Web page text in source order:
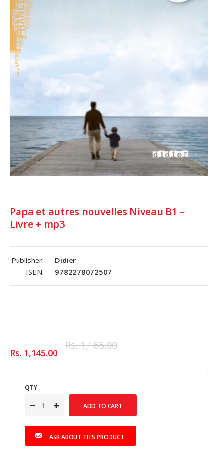
Papa et autres nouvelles Niveau B1 –
Livre + mp3
Publisher:
Didier
ISBN:
9782278072507
Rs. 1,145.00
Rs. 1,165.00
QTY
ASK ABOUT THIS PRODUCT